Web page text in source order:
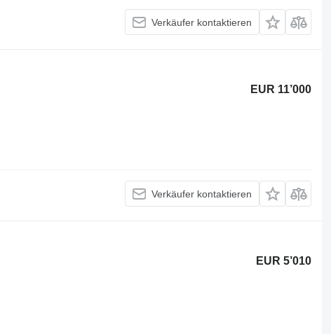
Verkäufer kontaktieren
EUR 11’000
Verkäufer kontaktieren
EUR 5’010